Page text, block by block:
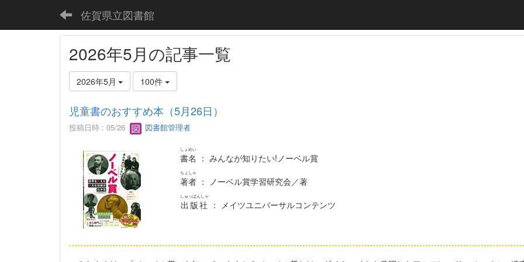
佐賀県立図書館
2026年5月の記事一覧
2026年5月 100件
児童書のおすすめ本（5月26日）
投稿日時 : 05/26 図書館管理者
書名
しょめい
： みんなが知りたい!ノーベル賞
著者
ちょしゃ
： ノーベル賞学習研究会／著
出版社
しゅっぱんしゃ
： メイツユニバーサルコンテンツ